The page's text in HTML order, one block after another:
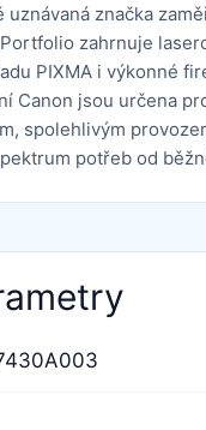
uznávaná značka
zahrnuje
PIXMA i výkonné
Canon jsou určena
spolehlivým
potřeb od